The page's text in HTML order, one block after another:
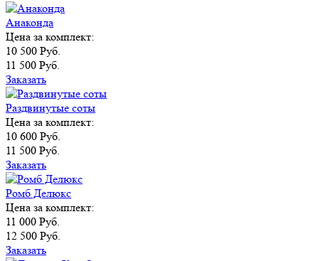
Анаконда
Цена за комплект:
10 500 Руб.
11 500 Руб.
Заказать
Раздвинутые соты
Цена за комплект:
10 600 Руб.
11 500 Руб.
Заказать
Ромб Делюкс
Цена за комплект:
11 000 Руб.
12 500 Руб.
Заказать